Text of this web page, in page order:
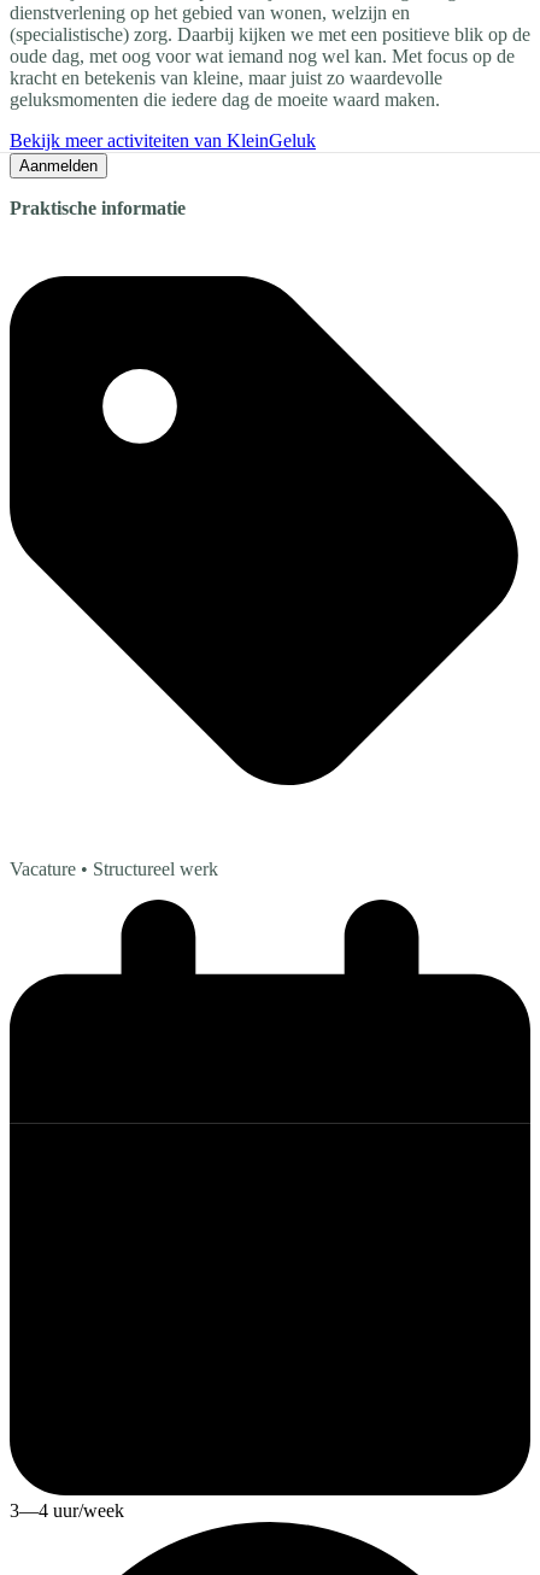
dienstverlening op het gebied van wonen, welzijn en
(specialistische) zorg. Daarbij kijken we met een positieve blik op de
oude dag, met oog voor wat iemand nog wel kan. Met focus op de
kracht en betekenis van kleine, maar juist zo waardevolle
geluksmomenten die iedere dag de moeite waard maken.
Bekijk meer activiteiten van KleinGeluk
Aanmelden
Praktische informatie
Vacature • Structureel werk
3—4 uur/week